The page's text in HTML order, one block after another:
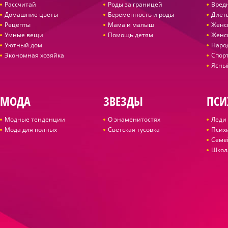
Рассчитай
Домашние цветы
Рецепты
Умные вещи
Уютный дом
Экономная хозяйка
Роды за границей
Беременность и роды
Мама и малыш
Помощь детям
МОДА
Модные тенденции
Мода для полных
ЗВЕЗДЫ
О знаменитостях
Светская тусовка
Леди